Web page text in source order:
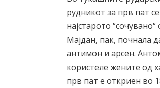
рудникот за прв пат
најстарото
Мајдан, пак, почнала
антимон и арсен.
користеле жените од
прв пат е откриен во